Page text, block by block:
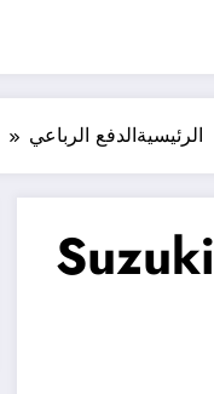
الرئيسيةالدفع الرباعي
مواصفات صور سيارة سوزوكي جيمني Suzuki